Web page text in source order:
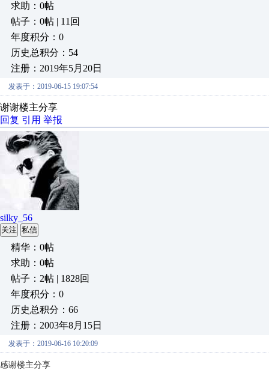
求助：0帖
帖子：0帖 | 11回
年度积分：0
历史总积分：54
注册：2019年5月20日
发表于：2019-06-15 19:07:54
谢谢楼主分享
回复 引用 举报
silky_56
关注 私信
精华：0帖
求助：0帖
帖子：2帖 | 1828回
年度积分：0
历史总积分：66
注册：2003年8月15日
发表于：2019-06-16 10:20:09
感谢楼主分享